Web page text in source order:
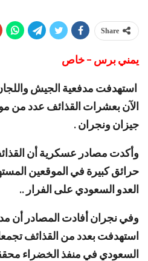
Share
يمني برس – خاص
استهدفت مدفعية الجيش
الآن بعشرات القذائف عدد من
جيزان ونجران .
وأكدت مصادر عسكرية أن
حرائق كبيرة في الموقعين
العدو السعودي على الفرار ..
وفي نجران أفادت المصادر أن
استهدفت بعدد من القذائف
السعودي في منفذ الخضراء